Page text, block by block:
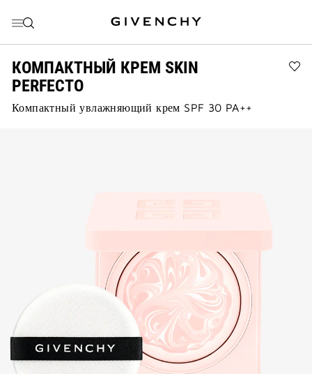
ПЕРЕЙТИ К ПОИСКУ
КОМПАКТНЫЙ КРЕМ SKIN
PERFECTO
Компактный увлажняющий крем SPF 30 PA++